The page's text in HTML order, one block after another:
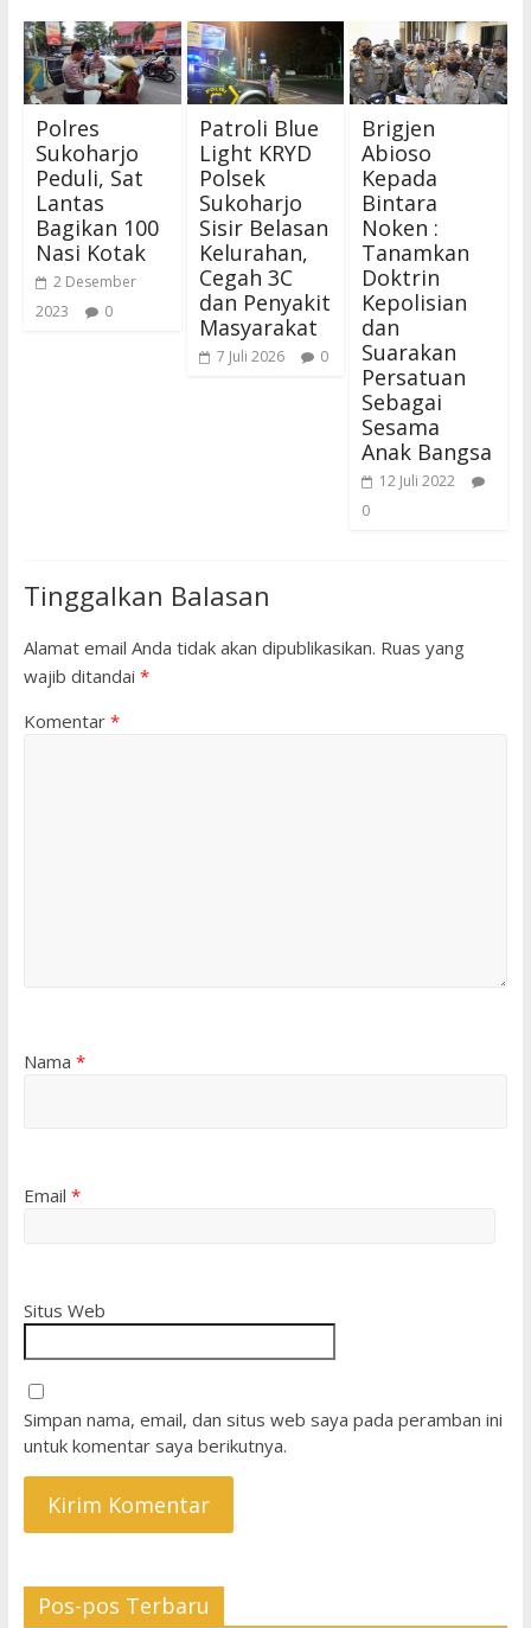
Polres
Sukoharjo
Peduli, Sat
Lantas
Bagikan 100
Nasi Kotak
2 Desember
2023
0
Patroli Blue
Light KRYD
Polsek
Sukoharjo
Sisir Belasan
Kelurahan,
Cegah 3C
dan Penyakit
Masyarakat
7 Juli 2026 0
Brigjen
Abioso
Kepada
Bintara
Noken :
Tanamkan
Doktrin
Kepolisian
dan
Suarakan
Persatuan
Sebagai
Sesama
Anak Bangsa
12 Juli 2022
0
Tinggalkan Balasan
Alamat email Anda tidak akan dipublikasikan. Ruas yang
wajib ditandai *
Komentar *
Nama *
Email *
Situs Web
Simpan nama, email, dan situs web saya pada peramban ini
untuk komentar saya berikutnya.
Pos-pos Terbaru